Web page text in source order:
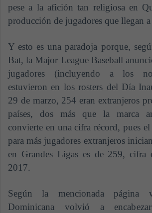
pese a la afición tan religiosa en
producción de jugadores que llegan
Y esto es una paradoja porque,
Bat, la Major League Baseball
jugadores (incluyendo a los
estuvieron en los rosters del Día
29 de marzo, 254 eran extranjeros
países, dos más que la marca
convierte en una cifra récord, pues
para más jugadores extranjeros
en Grandes Ligas es de 259, cifra
2017.
Según la mencionada página
Dominicana volvió a